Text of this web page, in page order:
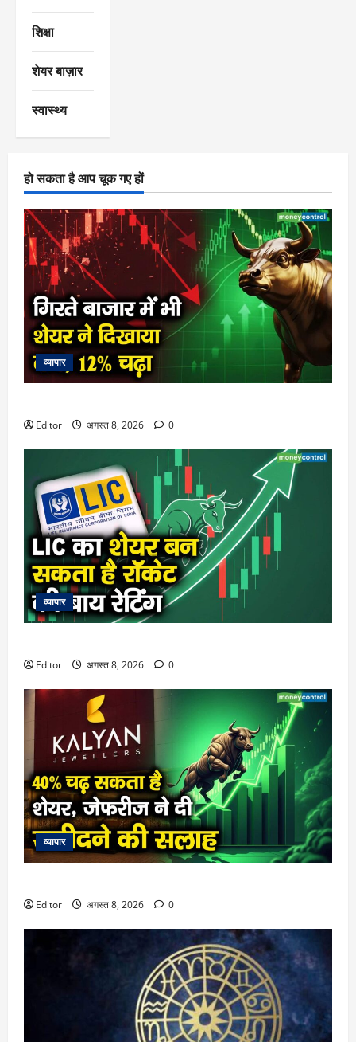
शिक्षा
शेयर बाज़ार
स्वास्थ्य
हो सकता है आप चूक गए हों
व्यापार
Editor अगस्त 8, 2026 0
व्यापार
Editor अगस्त 8, 2026 0
व्यापार
Editor अगस्त 8, 2026 0